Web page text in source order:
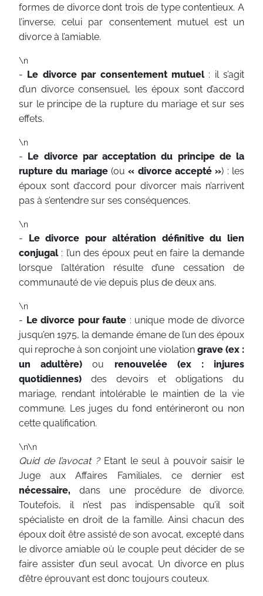
formes de divorce dont trois de type contentieux. A
l’inverse, celui par consentement mutuel est un
divorce à l’amiable.
\n
- Le divorce par consentement mutuel: il s’agit
d’un divorce consensuel, les époux sont d’accord
sur le principe de la rupture du mariage et sur ses
effets.
\n
- Le divorce par acceptation du principe de la
rupture du mariage(ou« divorce accepté ») : les
époux sont d’accord pour divorcer mais n’arrivent
pas à s’entendre sur ses conséquences.
\n
- Le divorce pour altération définitive du lien
conjugal: l’un des époux peut en faire la demande
lorsque l’altération résulte d’une cessation de
communauté de vie depuis plus de deux ans.
\n
- Le divorce pour faute : unique mode de divorce
jusqu’en 1975, la demande émane de l’un des époux
qui reproche à son conjoint une violation grave (ex :
un adultère)
ou
renouvelée (ex : injures
quotidiennes) des devoirs et obligations du
mariage, rendant intolérable le maintien de la vie
commune. Les juges du fond entérineront ou non
cette qualification.
\n\n
Quid de l’avocat ?Etant le seul à pouvoir saisir le
Juge aux Affaires Familiales, ce dernier est
nécessaire, dans une procédure de divorce.
Toutefois, il n’est pas indispensable qu’il soit
spécialiste en droit de la famille. Ainsi chacun des
époux doit être assisté de son avocat, excepté dans
le divorce amiable où le couple peut décider de se
faire assister d’un seul avocat. Un divorce en plus
d’être éprouvant est donc toujours couteux.